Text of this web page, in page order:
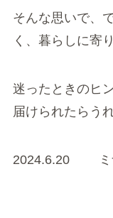
そんな思いで、
く、暮らしに寄
迷ったときのヒ
届けられたらう
2024.6.20 ミ